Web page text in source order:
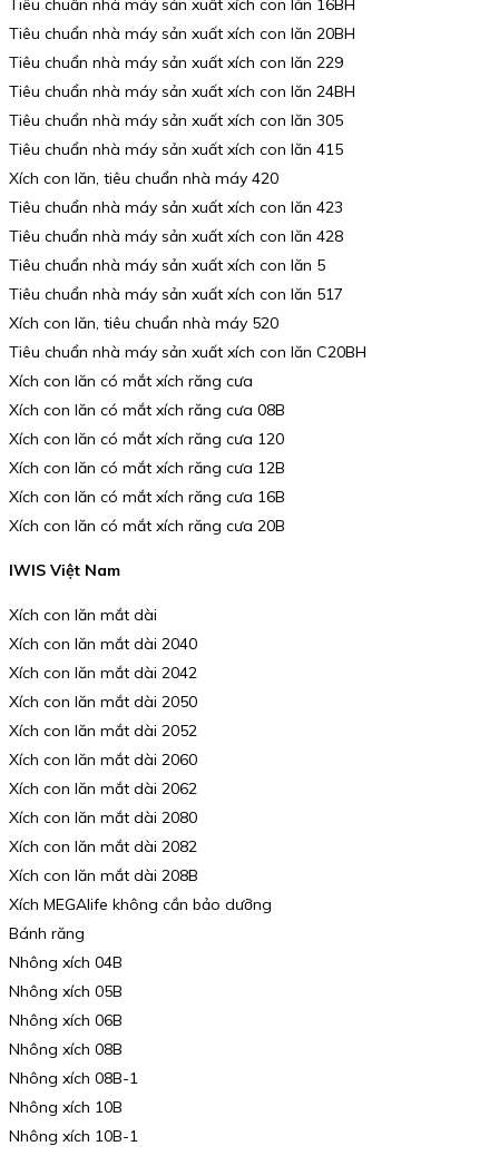
Tiêu chuẩn nhà máy sản xuất xích con lăn 16BH
Tiêu chuẩn nhà máy sản xuất xích con lăn 20BH
Tiêu chuẩn nhà máy sản xuất xích con lăn 229
Tiêu chuẩn nhà máy sản xuất xích con lăn 24BH
Tiêu chuẩn nhà máy sản xuất xích con lăn 305
Tiêu chuẩn nhà máy sản xuất xích con lăn 415
Xích con lăn, tiêu chuẩn nhà máy 420
Tiêu chuẩn nhà máy sản xuất xích con lăn 423
Tiêu chuẩn nhà máy sản xuất xích con lăn 428
Tiêu chuẩn nhà máy sản xuất xích con lăn 5
Tiêu chuẩn nhà máy sản xuất xích con lăn 517
Xích con lăn, tiêu chuẩn nhà máy 520
Tiêu chuẩn nhà máy sản xuất xích con lăn C20BH
Xích con lăn có mắt xích răng cưa
Xích con lăn có mắt xích răng cưa 08B
Xích con lăn có mắt xích răng cưa 120
Xích con lăn có mắt xích răng cưa 12B
Xích con lăn có mắt xích răng cưa 16B
Xích con lăn có mắt xích răng cưa 20B
IWIS Việt Nam
Xích con lăn mắt dài
Xích con lăn mắt dài 2040
Xích con lăn mắt dài 2042
Xích con lăn mắt dài 2050
Xích con lăn mắt dài 2052
Xích con lăn mắt dài 2060
Xích con lăn mắt dài 2062
Xích con lăn mắt dài 2080
Xích con lăn mắt dài 2082
Xích con lăn mắt dài 208B
Xích MEGAlife không cần bảo dưỡng
Bánh răng
Nhông xích 04B
Nhông xích 05B
Nhông xích 06B
Nhông xích 08B
Nhông xích 08B-1
Nhông xích 10B
Nhông xích 10B-1